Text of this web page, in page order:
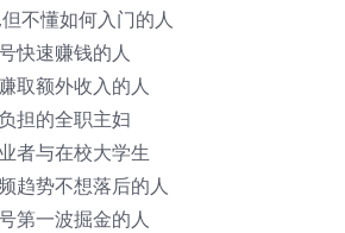
不懂如何入门的人
快速赚钱的人
取额外收入的人
担的全职主妇
者与在校大学生
趋势不想落后的人
第一波掘金的人